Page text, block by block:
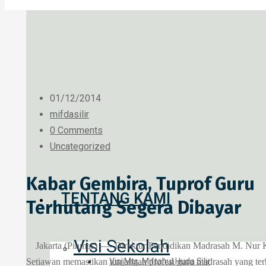
TENTANG KAMI
Visi Sekolah
Visi Mts. Miftahul Huda Silir
01/12/2014
mifdasilir
0 Comments
Uncategorized
Kabar Gembira, Tuprof Guru
Terhutang Segera Dibayar
Jakarta (Pinmas) —- Direktur Pendidikan Madrasah M. Nur
Setiawan memastikan tunjangan profesi guru madrasah yang